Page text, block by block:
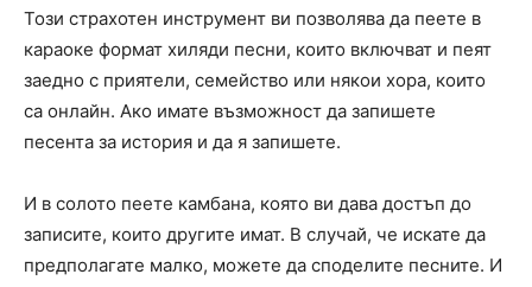
Този страхотен инструмент ви позволява да пеете в
караоке формат хиляди песни, които включват и пеят
заедно с приятели, семейство или някои хора, които
са онлайн. Ако имате възможност да запишете
песента за история и да я запишете.
И в солото пеете камбана, която ви дава достъп до
записите, които другите имат. В случай, че искате да
предполагате малко, можете да споделите песните. И